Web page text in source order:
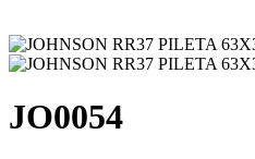
JO0054